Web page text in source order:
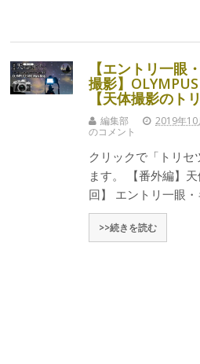
【エントリ一眼
撮影】
【天体撮影のト
編集部 2019年10
のコメント
クリックで「トリセ
ます。 【番外編】
回】 エントリ一眼
>>続きを読む